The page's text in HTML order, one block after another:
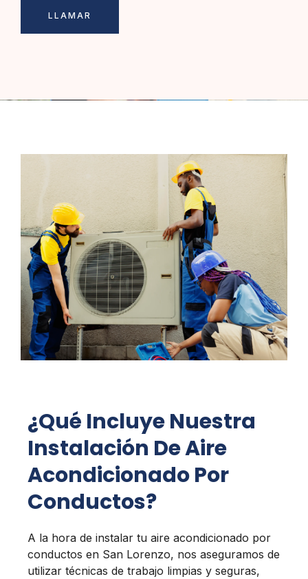
LLAMAR
¿Qué Incluye Nuestra
Instalación De Aire
Acondicionado Por
Conductos?
A la hora de instalar tu aire acondicionado por
conductos en San Lorenzo, nos aseguramos de
utilizar técnicas de trabajo limpias y seguras,